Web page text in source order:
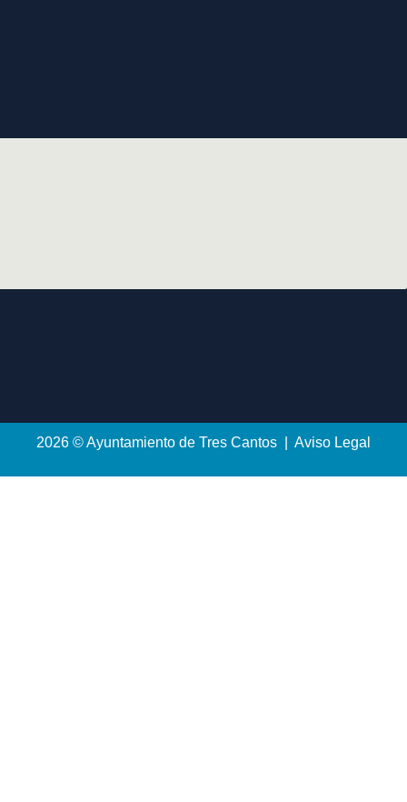
2026 © Ayuntamiento de Tres Cantos | Aviso Legal